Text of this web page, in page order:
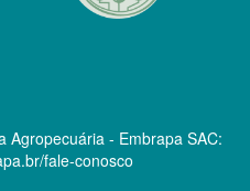
Agropecuária - Embrapa SAC:
fale-conosco